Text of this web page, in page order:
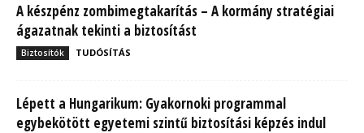
A készpénz zombimegtakarítás – A kormány stratégiai
ágazatnak tekinti a biztosítást
Biztosítók TUDÓSÍTÁS
Lépett a Hungarikum: Gyakornoki programmal
egybekötött egyetemi szintű biztosítási képzés indul